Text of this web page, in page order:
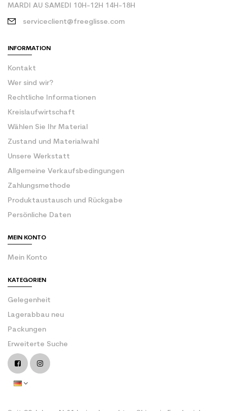
MARDI AU SAMEDI 10H-12H 14H-18H
serviceclient@freeglisse.com
INFORMATION
Kontakt
Wer sind wir?
Rechtliche Informationen
Kreislaufwirtschaft
Wählen Sie Ihr Material
Zustand und Materialwahl
Unsere Werkstatt
Allgemeine Verkaufsbedingungen
Zahlungsmethode
Produktaustausch und Rückgabe
Persönliche Daten
MEIN KONTO
Mein Konto
KATEGORIEN
Gelegenheit
Lagerabbau neu
Packungen
Erweiterte Suche